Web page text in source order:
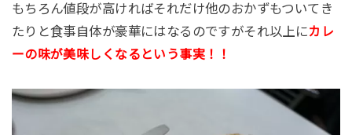
もちろん値段が高ければそれだけ他のおかずもついてき
たりと食事自体が豪華にはなるのですがそれ以上にカレ
ーの味が美味しくなるという事実！！